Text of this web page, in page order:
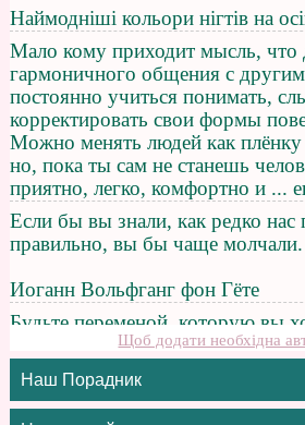
Щоб додати необхідна
Наш Порадник